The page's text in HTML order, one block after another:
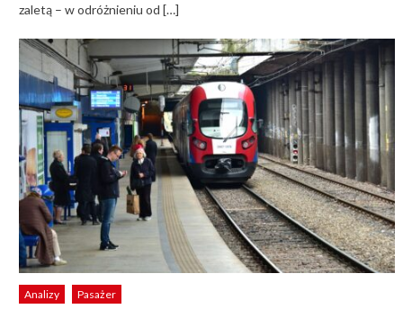
zaletą – w odróżnieniu od […]
Analizy Pasażer